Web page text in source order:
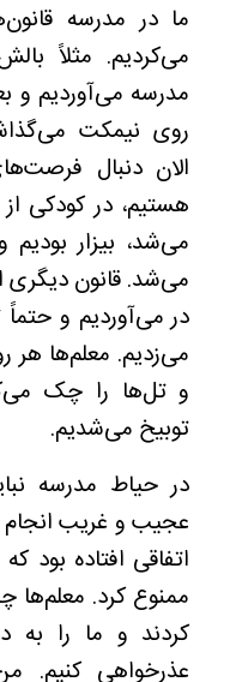
ما در مدرسه
می‌کردیم. مثلاً
مدرسه می‌آوردیم و
روی نیمکت
الان دنبال
هستیم، در کودکی
می‌شد، بیزار
می‌شد. قانون دیگری
در می‌آوردیم و
می‌زدیم. معلم‌ها
و تل‌ها را چک
توبیخ می‌شدیم.
در حیاط مدرسه
عجیب و غریب انجام
اتفاقی افتاده بود
ممنوع کرد. معلم‌ها
کردند و ما را به
عذرخواهی کنیم.